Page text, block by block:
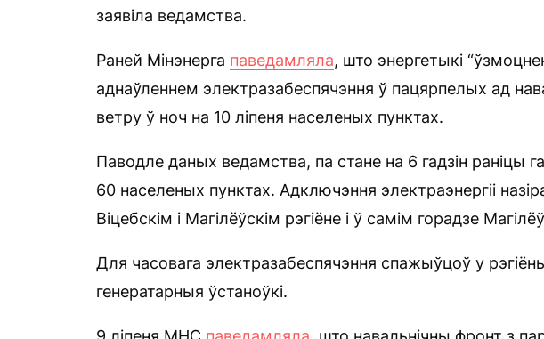
заявіла ведамства.
Раней Мінэнерга паведамляла, што энергетыкі
аднаўленнем электразабеспячэння ў пацярпелых ад
ветру ў ноч на 10 ліпеня населеных пунктах.
Паводле даных ведамства, па стане на 6 гадзін раніцы
60 населеных пунктах. Адключэння электраэнергіі
Віцебскім і Магілёўскім рэгіёне і ў самім горадзе
Для часовага электразабеспячэння спажыўцоў у
генератарныя ўстаноўкі.